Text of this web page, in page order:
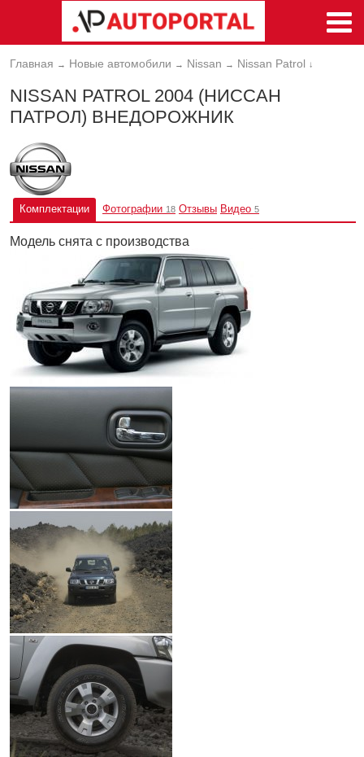
Главная → Новые автомобили → Nissan → Nissan Patrol ↓
NISSAN PATROL 2004 (НИССАН
ПАТРОЛ) ВНЕДОРОЖНИК
Комплектации Фотографии 18 Отзывы Видео 5
Модель снята с производства